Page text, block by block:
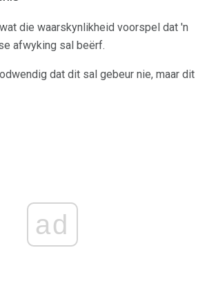
die waarskynlikheid voorspel dat 'n
afwyking sal beërf.
dat dit sal gebeur nie, maar dit
ad